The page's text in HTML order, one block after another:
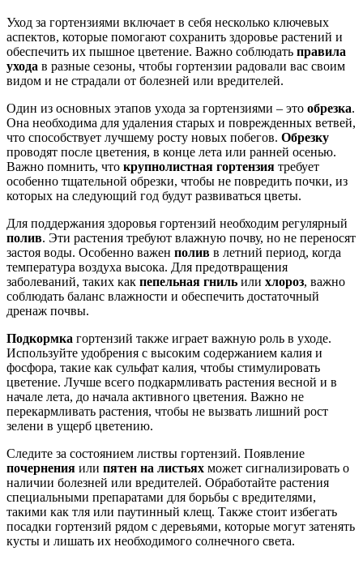
Уход за гортензиями включает в себя несколько ключевых
аспектов, которые помогают сохранить здоровье растений и
обеспечить их пышное цветение. Важно соблюдать правила
ухода в разные сезоны, чтобы гортензии радовали вас своим
видом и не страдали от болезней или вредителей.
Один из основных этапов ухода за гортензиями – это обрезка.
Она необходима для удаления старых и поврежденных ветвей,
что способствует лучшему росту новых побегов. Обрезку
проводят после цветения, в конце лета или ранней осенью.
Важно помнить, что крупнолистная гортензия требует
особенно тщательной обрезки, чтобы не повредить почки, из
которых на следующий год будут развиваться цветы.
Для поддержания здоровья гортензий необходим регулярный
полив. Эти растения требуют влажную почву, но не переносят
застоя воды. Особенно важен полив в летний период, когда
температура воздуха высока. Для предотвращения
заболеваний, таких как пепельная гниль или хлороз, важно
соблюдать баланс влажности и обеспечить достаточный
дренаж почвы.
Подкормка гортензий также играет важную роль в уходе.
Используйте удобрения с высоким содержанием калия и
фосфора, такие как сульфат калия, чтобы стимулировать
цветение. Лучше всего подкармливать растения весной и в
начале лета, до начала активного цветения. Важно не
перекармливать растения, чтобы не вызвать лишний рост
зелени в ущерб цветению.
Следите за состоянием листвы гортензий. Появление
почернения или пятен на листьях может сигнализировать о
наличии болезней или вредителей. Обработайте растения
специальными препаратами для борьбы с вредителями,
такими как тля или паутинный клещ. Также стоит избегать
посадки гортензий рядом с деревьями, которые могут затенять
кусты и лишать их необходимого солнечного света.